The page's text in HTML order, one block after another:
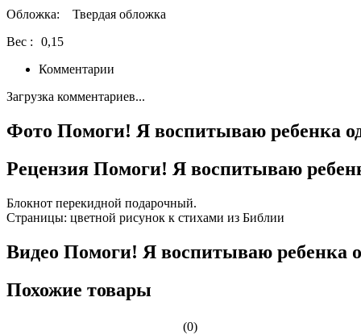
Обложка: Твердая обложка
Вес :
0,15
Комментарии
Загрузка комментариев...
Фото Помоги! Я воспитываю ребенка
Рецензия Помоги! Я воспитываю
Блокнот перекидной подарочный.
Страницы: цветной рисунок к стихами из Библии
Видео Помоги! Я воспитываю ребенка
Похожие товары
(0)